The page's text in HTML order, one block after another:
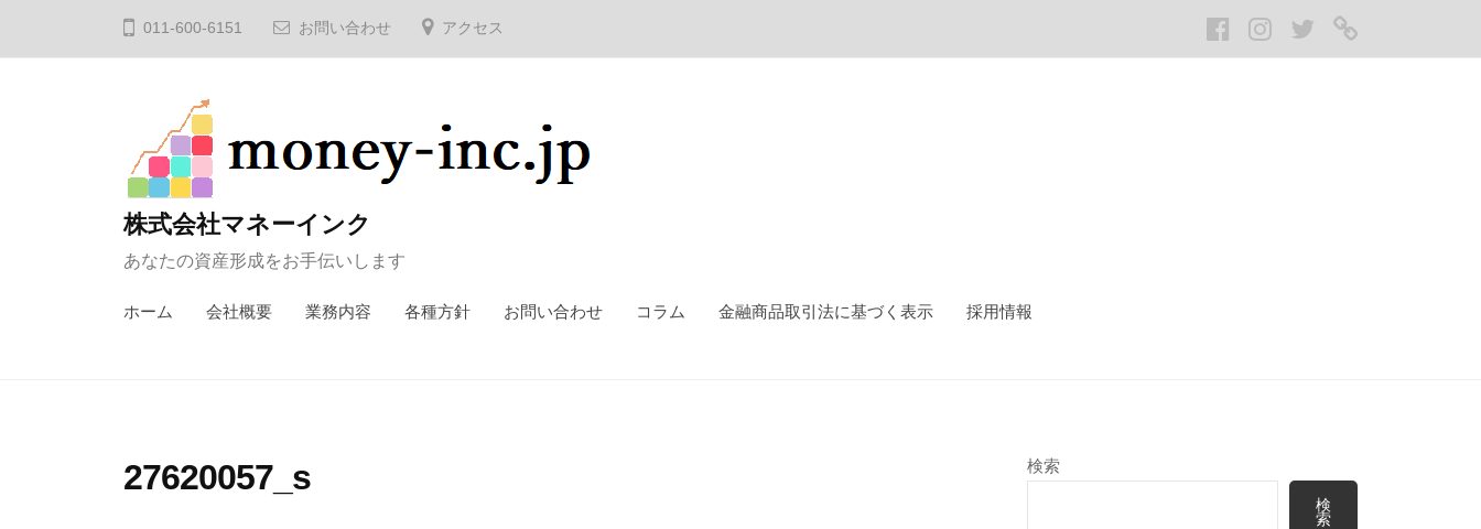
011-600-6151 お問い合わせ アクセス Facebook
Instagram
twitterLINE
株式会社マネーインク
あなたの資産形成をお手伝いします
ホーム 会社概要 業務内容 各種方針 お問い合わせ コラム 金融商品取引法に基づく表示 採用情報
27620057_s 検索
検
索